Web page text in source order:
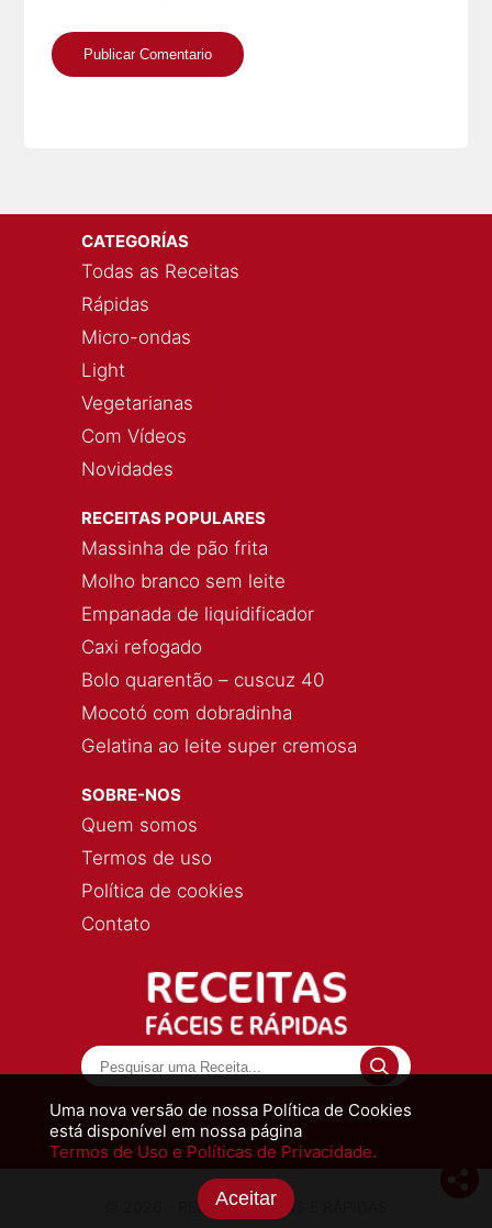
Uma nova versão de nossa Política de Cookies
está disponível em nossa página
Termos de Uso e Políticas de Privacidade.
Aceitar
CATEGORÍAS
Todas as Receitas
Rápidas
Micro-ondas
Light
Vegetarianas
Com Vídeos
Novidades
RECEITAS POPULARES
Massinha de pão frita
Molho branco sem leite
Empanada de liquidificador
Caxi refogado
Bolo quarentão – cuscuz 40
Mocotó com dobradinha
Gelatina ao leite super cremosa
SOBRE-NOS
Quem somos
Termos de uso
Política de cookies
Contato
© 2026 - RECEITAS FÁCEIS E RÁPIDAS